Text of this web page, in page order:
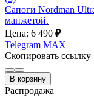
Сапоги Nordman
манжетой.
Цена: 6 490 ₽
Telegram MAX
Скопировать ссылку
В корзину
Распродажа